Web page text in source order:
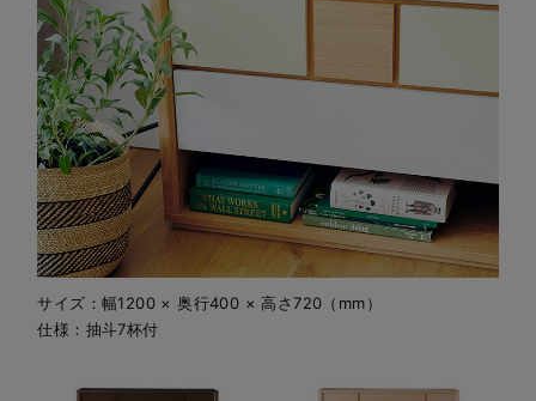
サイズ：幅1200 × 奥行400 × 高さ720（mm）
仕様：抽斗7杯付